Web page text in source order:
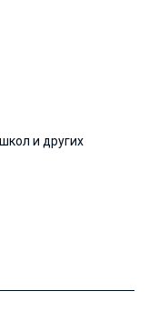
и других